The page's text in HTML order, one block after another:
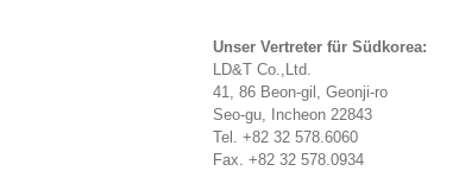
Unser Vertreter für Südkorea:
LD&T Co.,Ltd.
41, 86 Beon-gil, Geonji-ro
Seo-gu, Incheon 22843
Tel. +82 32 578.6060
Fax. +82 32 578.0934